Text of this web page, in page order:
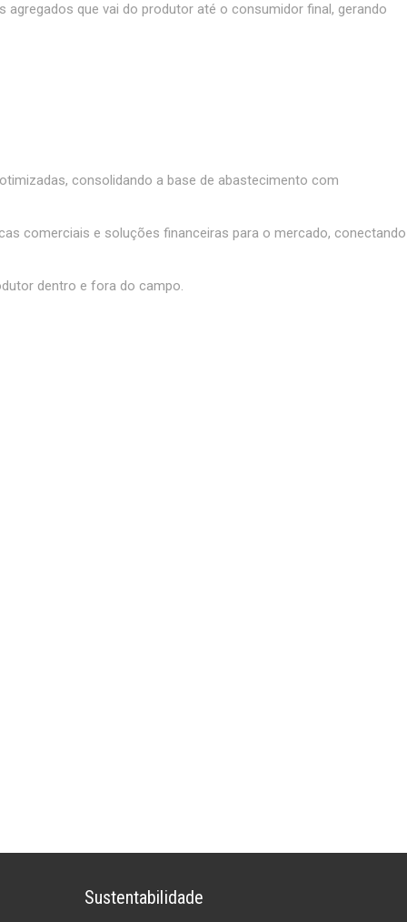
que vai do produtor até o consumidor final, gerando
consolidando a base de abastecimento com
comerciais e soluções financeiras para o mercado, conectando
dentro e fora do campo.
Sustentabilidade